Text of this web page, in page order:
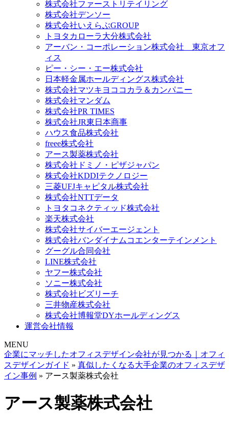
株式会社ファーストリテイリング
株式会社デンソー
株式会社いえらぶGROUP
トヨタカローラ大分株式会社
アーバン・コーポレーション株式会社 東京オフ
ィス
ピー・シー・エー株式会社
日本軽金属ホールディングス株式会社
株式会社マツキヨココカラ＆カンパニー
株式会社マンダム
株式会社PR TIMES
株式会社JR東日本商事
ハウス食品株式会社
freee株式会社
アース製薬株式会社
株式会社ドミノ・ピザジャパン
株式会社KDDIテクノロジー
三菱UFJキャピタル株式会社
株式会社NTTデータ
トヨタコネクティッド株式会社
楽天株式会社
株式会社サイバーエージェント
株式会社バンダイナムコエンターテインメント
グーグル合同会社
LINE株式会社
ヤフー株式会社
ソニー株式会社
株式会社ビズリーチ
三井物産株式会社
株式会社博報堂DYホールディングス
運営会社情報
MENU
企業にマッチしたオフィスデザイン会社が見つかる｜オフィ
スデザインガイド » 真似したくなる大手企業のオフィスデザ
イン事例 » アース製薬株式会社
アース製薬株式会社